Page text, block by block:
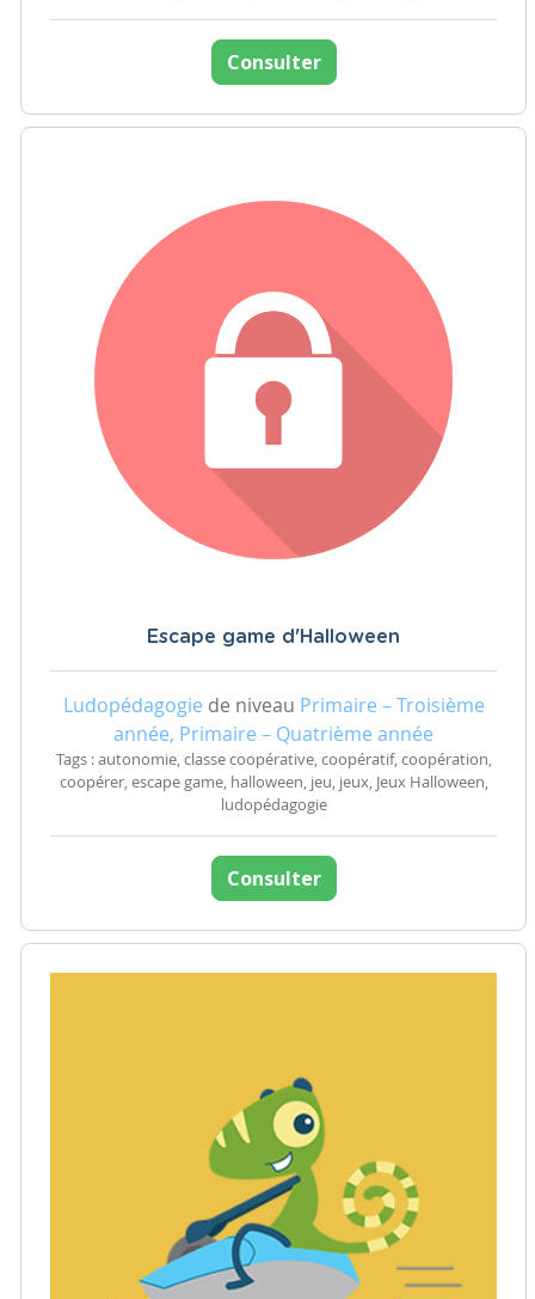
Consulter
Escape game d'Halloween
Ludopédagogie de niveau Primaire – Troisième
année, Primaire – Quatrième année
Tags : autonomie, classe coopérative, coopératif, coopération,
coopérer, escape game, halloween, jeu, jeux, Jeux Halloween,
ludopédagogie
Consulter